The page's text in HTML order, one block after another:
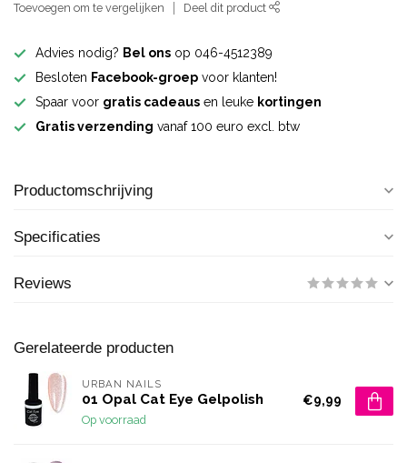
Toevoegen om te vergelijken Deel dit product
Advies nodig? Bel ons op 046-4512389
Besloten Facebook-groep voor klanten!
Spaar voor gratis cadeaus en leuke kortingen
Gratis verzending vanaf 100 euro excl. btw
Productomschrijving
Specificaties
Reviews
Gerelateerde producten
URBAN NAILS
01 Opal Cat Eye Gelpolish
Op voorraad
€9,99